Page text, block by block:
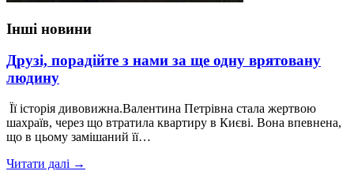
Інші новини
Друзі, порадійте з нами за ще одну врятовану
людину
Її історія дивовижна.Валентина Петрівна стала жертвою
шахраїв, через що втратила квартиру в Києві. Вона впевнена,
що в цьому замішаний її…
Читати далі →